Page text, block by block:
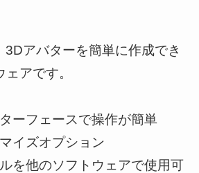
アバターを簡単に作成でき
アです。
ーフェースで操作が簡単
イズオプション
を他のソフトウェアで使用可